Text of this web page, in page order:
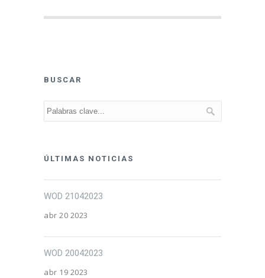
BUSCAR
ÚLTIMAS NOTICIAS
WOD 21042023
abr 20 2023
WOD 20042023
abr 19 2023